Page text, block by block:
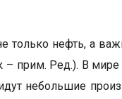
нефть, а
– прим. Ред.). В
небольшие